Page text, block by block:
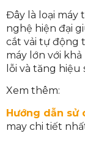
Đây là loại máy
nghệ hiện đại
cắt vải tự động
máy lớn với
lỗi và tăng hiệu
Xem thêm:
Hướng dẫn sử
may chi tiết